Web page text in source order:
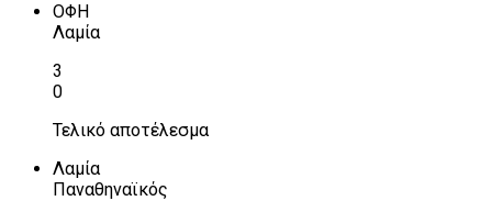
ΟΦΗ
Λαμία
3
0
Τελικό αποτέλεσμα
Λαμία
Παναθηναϊκός